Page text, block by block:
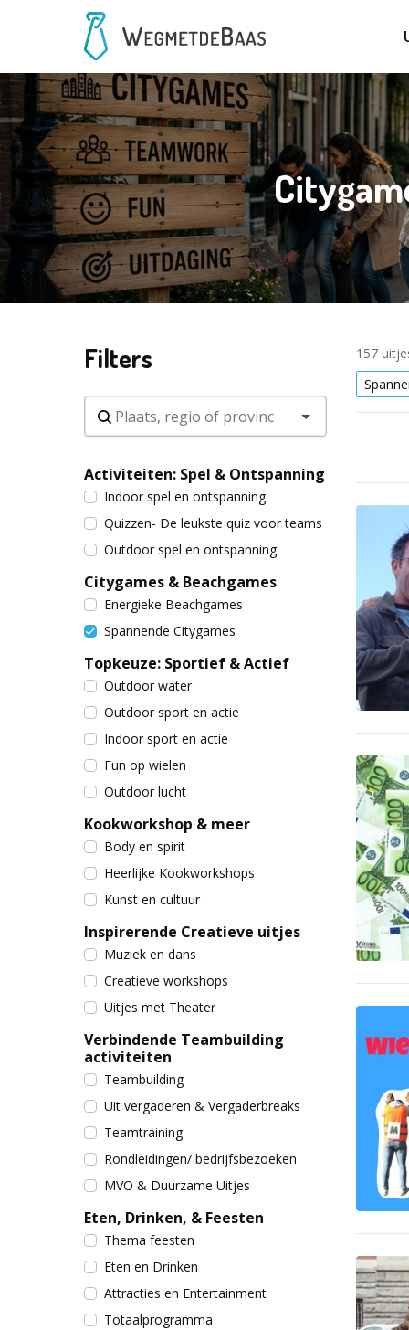
Filters
Activiteiten: Spel & Ontspanning
Indoor spel en ontspanning
Quizzen- De leukste quiz voor teams
Outdoor spel en ontspanning
Citygames & Beachgames
Energieke Beachgames
Spannende Citygames
Topkeuze: Sportief & Actief
Outdoor water
Outdoor sport en actie
Indoor sport en actie
Fun op wielen
Outdoor lucht
Kookworkshop & meer
Body en spirit
Heerlijke Kookworkshops
Kunst en cultuur
Inspirerende Creatieve uitjes
Muziek en dans
Creatieve workshops
Uitjes met Theater
Verbindende Teambuilding
activiteiten
Teambuilding
Uit vergaderen & Vergaderbreaks
Teamtraining
Rondleidingen/ bedrijfsbezoeken
MVO & Duurzame Uitjes
Eten, Drinken, & Feesten
Thema feesten
Eten en Drinken
Attracties en Entertainment
Totaalprogramma
157